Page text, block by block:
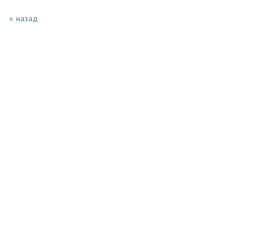
« назад